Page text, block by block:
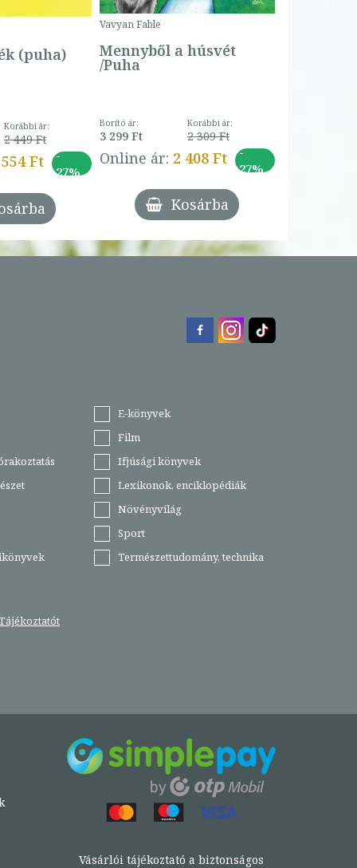
(puha)
Korábbi ár:
2 449 Ft
Ft
-
27%
Vavyan Fable
Mennyből a húsvét
/Puha
Borító ár:
3 299 Ft
Korábbi ár:
2 309 Ft
Online ár: 2 408 Ft
-
27%
Kosárba
E-könyvek
Film
Ifjúsági könyvek
Lexikonok, enciklopédiák
Növényvilág
Sport
Természettudomány, technika
Vásárlói tájékoztató a biztonságos